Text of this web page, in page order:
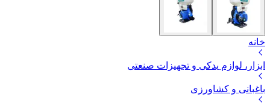
خانه
ابزار، لوازم یدکی و تجهیزات صنعتی
باغبانی و کشاورزی